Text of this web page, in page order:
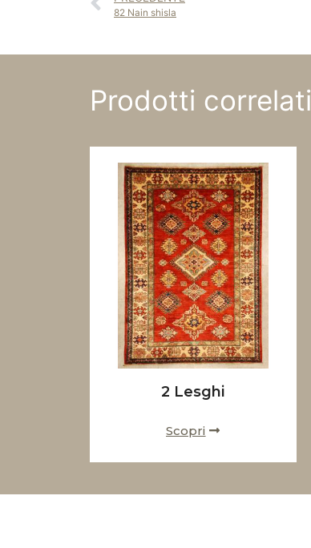
82 Nain shisla
Prodotti correlati
2 Lesghi
Scopri